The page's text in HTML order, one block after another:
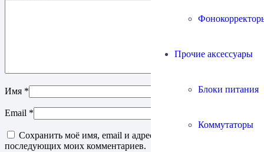
Прочие аксессуары
Блоки питания
Коммутаторы
Имя *
Email *
Сохранить моё имя, email и адрес сайта в этом браузере для
последующих моих комментариев.